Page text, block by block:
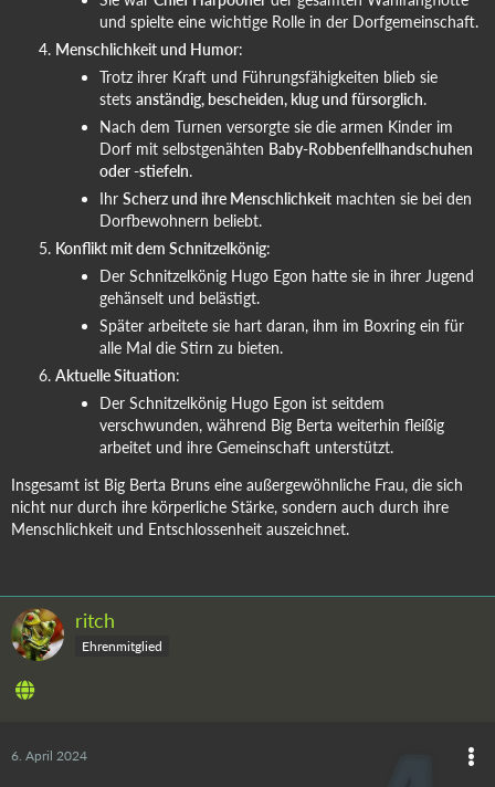
und spielte eine wichtige Rolle in der Dorfgemeinschaft.
Menschlichkeit und Humor:
Trotz ihrer Kraft und Führungsfähigkeiten blieb sie
stets anständig, bescheiden, klug und fürsorglich.
Nach dem Turnen versorgte sie die armen Kinder im
Dorf mit selbstgenähten Baby-Robbenfellhandschuhen
oder -stiefeln.
Ihr Scherz und ihre Menschlichkeit machten sie bei den
Dorfbewohnern beliebt.
Konflikt mit dem Schnitzelkönig:
Der Schnitzelkönig Hugo Egon hatte sie in ihrer Jugend
gehänselt und belästigt.
Später arbeitete sie hart daran, ihm im Boxring ein für
alle Mal die Stirn zu bieten.
Aktuelle Situation:
Der Schnitzelkönig Hugo Egon ist seitdem
verschwunden, während Big Berta weiterhin fleißig
arbeitet und ihre Gemeinschaft unterstützt.
Insgesamt ist Big Berta Bruns eine außergewöhnliche Frau, die sich
nicht nur durch ihre körperliche Stärke, sondern auch durch ihre
Menschlichkeit und Entschlossenheit auszeichnet.
ritch
Ehrenmitglied
6. April 2024